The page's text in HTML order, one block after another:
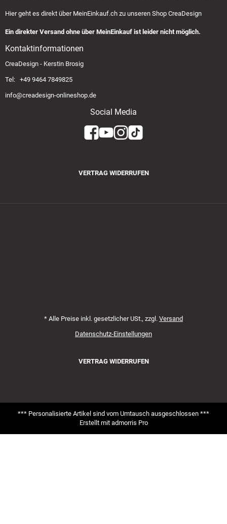
Hier geht es direkt über MeinEinkauf.ch zu unseren Shop CreaDesign
Ein direkter Versand ohne über MeinEinkauf ist leider nicht möglich.
Kontaktinformationen
CreaDesign - Kerstin Brosig
Tel: +49 9464 7849825
info@creadesign-onlineshop.de
Social Media
VERTRAG WIDERRUFEN
* Alle Preise inkl. gesetzlicher USt., zzgl. Versand
Datenschutz-Einstellungen
VERTRAG WIDERRUFEN
*** Personalisierte Artikel sind vom Umtausch ausgeschlossen ***
Erstellt mit admorris Pro